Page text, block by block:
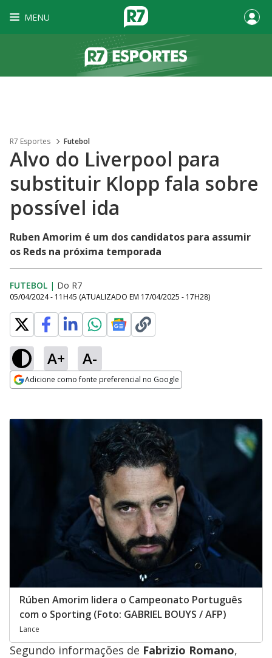
MENU
R7 Esportes Futebol
Alvo do Liverpool para
substituir Klopp fala sobre
possível ida
Ruben Amorim é um dos candidatos para assumir
os Reds na próxima temporada
FUTEBOL | Do R7
05/04/2024 - 11H45 (ATUALIZADO EM 17/04/2025 - 17H28)
A+ A-
Adicione como fonte preferencial no Google
Rúben Amorim lidera o Campeonato Português
com o Sporting (Foto: GABRIEL BOUYS / AFP)
Lance
Segundo informações de Fabrizio Romano,